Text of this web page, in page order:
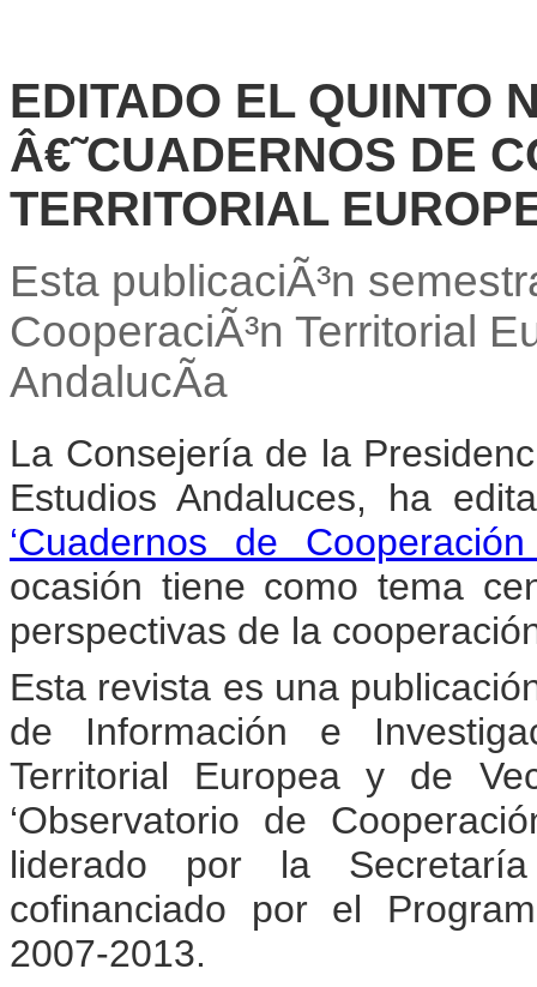
EDITADO EL QUINTO
Â€˜CUADERNOS DE
TERRITORIAL
Esta publicaciÃ³n
CooperaciÃ³n Territorial
AndalucÃ­a
La Consejería de la
Estudios Andaluces, ha
‘Cuadernos de
ocasión tiene como tema
perspectivas de la
Esta revista es una
de Información e
Territorial Europea y de
‘Observatorio de
liderado por la
cofinanciado por el
2007-2013.